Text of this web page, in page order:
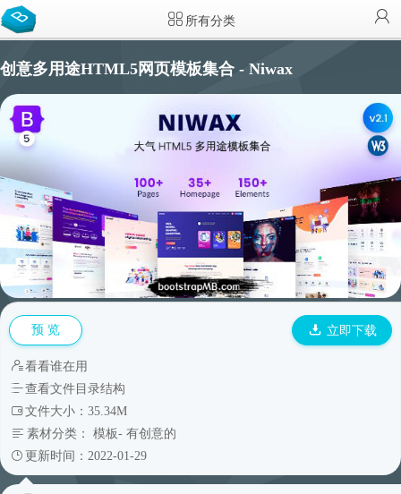
所有分类
创意多用途HTML5网页模板集合 - Niwax
预 览 立即下载
看看谁在用
查看文件目录结构
文件大小：35.34M
素材分类： 模板- 有创意的
更新时间：2022-01-29